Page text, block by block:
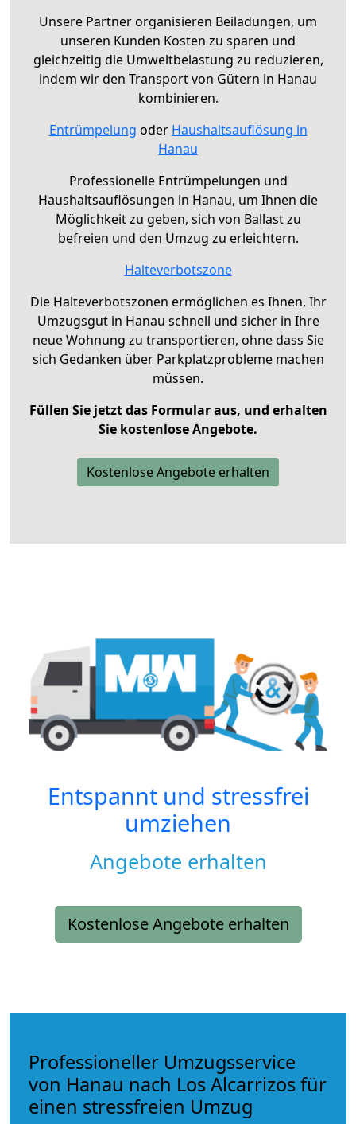
Unsere Partner organisieren Beiladungen, um
unseren Kunden Kosten zu sparen und
gleichzeitig die Umweltbelastung zu reduzieren,
indem wir den Transport von Gütern in Hanau
kombinieren.
Entrümpelung oder Haushaltsauflösung in
Hanau
Professionelle Entrümpelungen und
Haushaltsauflösungen in Hanau, um Ihnen die
Möglichkeit zu geben, sich von Ballast zu
befreien und den Umzug zu erleichtern.
Halteverbotszone
Die Halteverbotszonen ermöglichen es Ihnen, Ihr
Umzugsgut in Hanau schnell und sicher in Ihre
neue Wohnung zu transportieren, ohne dass Sie
sich Gedanken über Parkplatzprobleme machen
müssen.
Füllen Sie jetzt das Formular aus, und erhalten
Sie kostenlose Angebote.
Kostenlose Angebote erhalten
Entspannt und stressfrei
umziehen
Angebote erhalten
Kostenlose Angebote erhalten
Professioneller Umzugsservice
von Hanau nach Los Alcarrizos für
einen stressfreien Umzug